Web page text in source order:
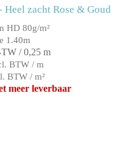
zacht Rose & Goud
HD 80g/m²
1.40m
/ 0,25 m
BTW / m
BTW / m²
meer leverbaar